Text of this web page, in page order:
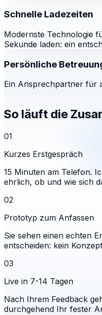
Schnelle Ladezeiten
Modernste Technologie
Sekunde laden: ein
Persönliche
Ein Ansprechpartner für
So läuft die
01
Kurzes Erstgespräch
15 Minuten am Telefon.
ehrlich, ob und wie sich
02
Prototyp zum Anfassen
Sie sehen einen echten
entscheiden: kein
03
Live in 7-14 Tagen
Nach Ihrem Feedback
durchgehend Ihr fester